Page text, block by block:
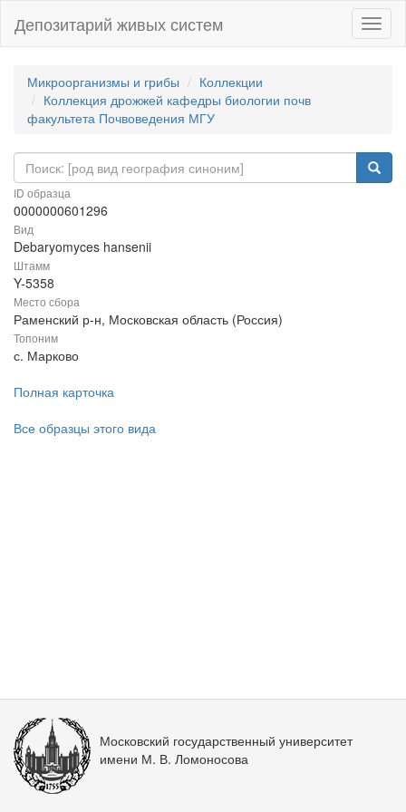
Депозитарий живых систем
Микроорганизмы и грибы
Коллекции
Коллекция дрожжей кафедры биологии почв
факультета Почвоведения МГУ
ID образца
0000000601296
Вид
Debaryomyces hansenii
Штамм
Y-5358
Место сбора
Раменский р-н, Московская область (Россия)
Топоним
с. Марково
Полная карточка
Все образцы этого вида
Московский государственный университет
имени М. В. Ломоносова